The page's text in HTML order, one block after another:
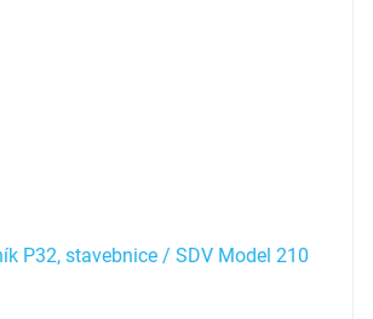
P32, stavebnice / SDV Model 210